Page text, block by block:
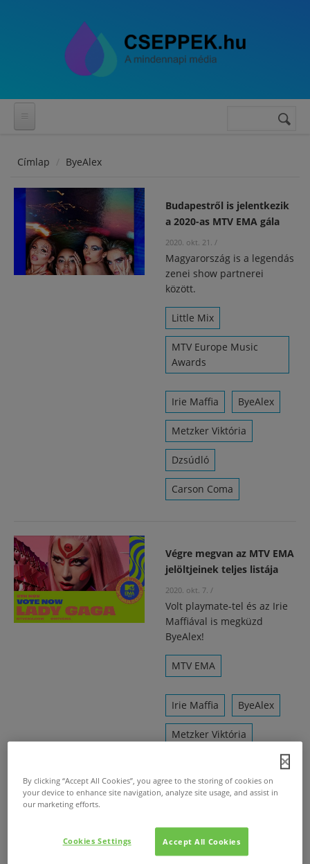
Keresés
Címlap ByeAlex
Budapestről is jelentkezik
a 2020-as MTV EMA gála
2020. okt. 21. /
Magyarország is a legendás
zenei show partnerei
között.
Little Mix
MTV Europe Music
Awards
Irie Maffia ByeAlex
Metzker Viktória
Dzsúdló
Carson Coma
Végre megvan az MTV EMA
jelöltjeinek teljes listája
2020. okt. 7. /
Volt playmate-tel és az Irie
Maffiával is megküzd
ByeAlex!
MTV EMA
Irie Maffia ByeAlex
Metzker Viktória
Carson Coma
Új életet kezd Dallos Bogi
By clicking “Accept All Cookies”, you agree to the storing of cookies on
your device to enhance site navigation, analyze site usage, and assist in
our marketing efforts.
Accept All Cookies
Cookies Settings